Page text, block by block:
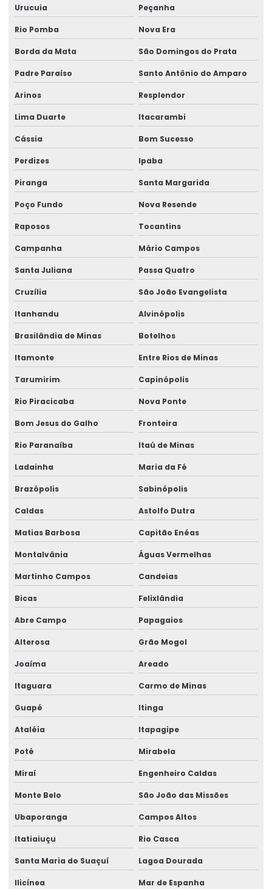
Urucuia Peçanha
Rio Pomba Nova Era
Borda da Mata São Domingos do Prata
Padre Paraíso Santo Antônio do Amparo
Arinos Resplendor
Lima Duarte Itacarambi
Cássia Bom Sucesso
Perdizes Ipaba
Piranga Santa Margarida
Poço Fundo Nova Resende
Raposos Tocantins
Campanha Mário Campos
Santa Juliana Passa Quatro
Cruzília São João Evangelista
Itanhandu Alvinópolis
Brasilândia de Minas Botelhos
Itamonte Entre Rios de Minas
Tarumirim Capinópolis
Rio Piracicaba Nova Ponte
Bom Jesus do Galho Fronteira
Rio Paranaíba Itaú de Minas
Ladainha Maria da Fé
Brazópolis Sabinópolis
Caldas Astolfo Dutra
Matias Barbosa Capitão Enéas
Montalvânia Águas Vermelhas
Martinho Campos Candeias
Bicas Felixlândia
Abre Campo Papagaios
Alterosa Grão Mogol
Joaíma Areado
Itaguara Carmo de Minas
Guapé Itinga
Ataléia Itapagipe
Poté Mirabela
Miraí Engenheiro Caldas
Monte Belo São João das Missões
Ubaporanga Campos Altos
Itatiaiuçu Rio Casca
Santa Maria do Suaçuí Lagoa Dourada
Ilicínea Mar de Espanha